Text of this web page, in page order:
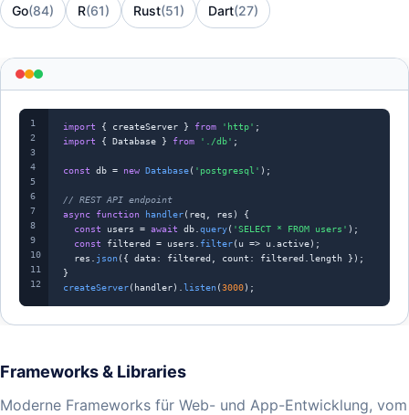
Go(84) R(61) Rust(51) Dart(27)
1
2
3
4
5
6
7
8
9
10
11
12
import { createServer } from 'http'
import { Database } from './db' ;
const db = new Database( 'postgresql' );
// REST API endpoint
async function
handler( req res ) {
const
users = await db query( 'SELECT * FROM users' );
const
filtered = users filter( u => u active);
res
json({ data: filtered count : filtered length });
createServer( handler). listen(3000);
Frameworks & Libraries
Moderne Frameworks für Web- und App-Entwicklung, vom